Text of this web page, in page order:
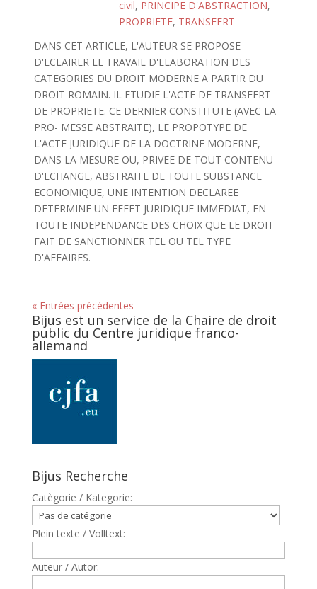
civil, PRINCIPE D'ABSTRACTION,
PROPRIETE, TRANSFERT
DANS CET ARTICLE, L'AUTEUR SE PROPOSE
D'ECLAIRER LE TRAVAIL D'ELABORATION DES
CATEGORIES DU DROIT MODERNE A PARTIR DU
DROIT ROMAIN. IL ETUDIE L'ACTE DE TRANSFERT
DE PROPRIETE. CE DERNIER CONSTITUTE (AVEC LA
PRO- MESSE ABSTRAITE), LE PROPOTYPE DE
L'ACTE JURIDIQUE DE LA DOCTRINE MODERNE,
DANS LA MESURE OU, PRIVEE DE TOUT CONTENU
D'ECHANGE, ABSTRAITE DE TOUTE SUBSTANCE
ECONOMIQUE, UNE INTENTION DECLAREE
DETERMINE UN EFFET JURIDIQUE IMMEDIAT, EN
TOUTE INDEPENDANCE DES CHOIX QUE LE DROIT
FAIT DE SANCTIONNER TEL OU TEL TYPE
D'AFFAIRES.
« Entrées précédentes
Bijus est un service de la Chaire de droit
public du Centre juridique franco-
allemand
Bijus Recherche
Catègorie / Kategorie:
Plein texte / Volltext:
Auteur / Autor: